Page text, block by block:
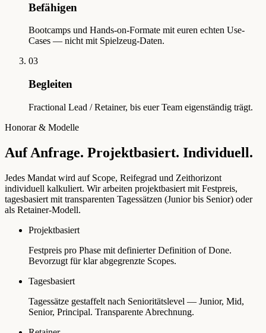
Befähigen
Bootcamps und Hands-on-Formate mit euren echten Use-
Cases — nicht mit Spielzeug-Daten.
03
Begleiten
Fractional Lead / Retainer, bis euer Team eigenständig trägt.
Honorar & Modelle
Auf Anfrage. Projektbasiert. Individuell.
Jedes Mandat wird auf Scope, Reifegrad und Zeithorizont
individuell kalkuliert. Wir arbeiten projektbasiert mit Festpreis,
tagesbasiert mit transparenten Tagessätzen (Junior bis Senior) oder
als Retainer-Modell.
Projektbasiert
Festpreis pro Phase mit definierter Definition of Done.
Bevorzugt für klar abgegrenzte Scopes.
Tagesbasiert
Tagessätze gestaffelt nach Senioritätslevel — Junior, Mid,
Senior, Principal. Transparente Abrechnung.